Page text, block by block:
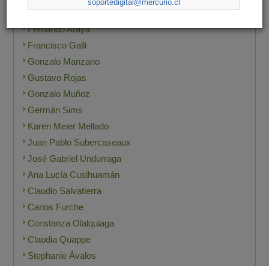
Gregorio Billikopf
Fernando Araya
Francisco Galli
Gonzalo Manzano
Gustavo Rojas
Gonzalo Muñoz
Germán Sims
Karen Meier Mellado
Juan Pablo Subercaseaux
José Gabriel Undurraga
Ana Lucía Cusihuamán
Claudio Salvatierra
Carlos Furche
Constanza Olalquiaga
Claudia Quappe
Stephanie Ávalos
soportedigital@mercurio.cl